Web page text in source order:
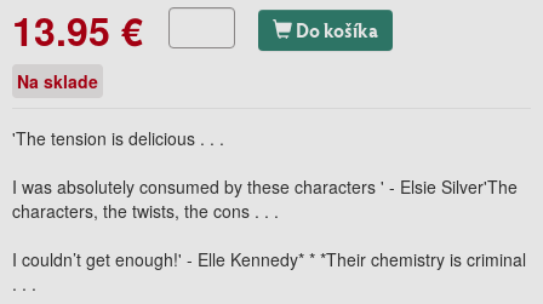
13.95 € Do košíka
Na sklade
'The tension is delicious . . .
I was absolutely consumed by these characters ' - Elsie Silver'The
characters, the twists, the cons . . .
I couldn’t get enough!' - Elle Kennedy* * *Their chemistry is criminal
. . .